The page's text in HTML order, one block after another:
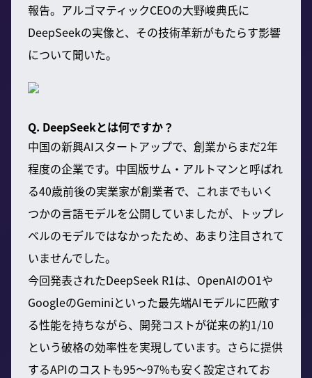
報告。アルゴマティックCEOの大野峻典氏に
DeepSeekの実像と、その技術革新がもたらす影響
について聞いた。
Q. DeepSeekとは何ですか？
中国の新興AIスタートアップで、創業からまだ2年
程度の企業です。中国版サム・アルトマンと呼ばれ
る40歳前後の実業家が創業者で、これまでもいく
つかの言語モデルを公開していましたが、トップレ
ベルのモデルではなかったため、あまり注目されて
いませんでした。
今回発表されたDeepSeek R1は、OpenAIのO1や
GoogleのGeminiといった最先端AIモデルに匹敵す
る性能を持ちながら、開発コストが従来の約1/10
という破格の効率性を実現しています。さらに提供
するAPIのコストも95〜97%も安く設定されてお